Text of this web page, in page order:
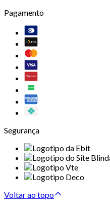
Pagamento
Segurança
Voltar ao topo